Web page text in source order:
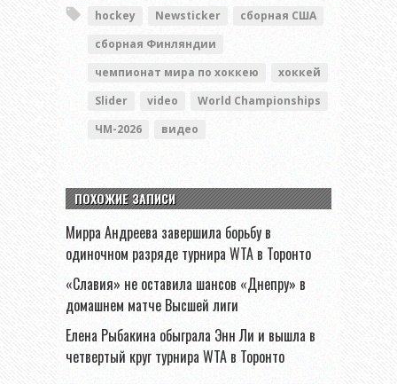
hockey Newsticker
сборная США
сборная Финляндии
чемпионат мира по хоккею
хоккей
Slider
video
World Championships
ЧМ-2026
видео
ПОХОЖИЕ ЗАПИСИ
Мирра Андреева завершила борьбу в
одиночном разряде турнира WTA в Торонто
«Славия» не оставила шансов «Днепру» в
домашнем матче Высшей лиги
Елена Рыбакина обыграла Энн Ли и вышла в
четвертый круг турнира WTA в Торонто